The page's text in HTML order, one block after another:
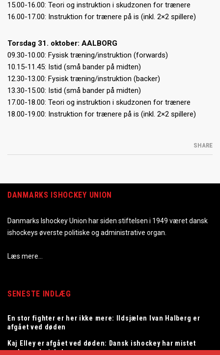
15.00-16.00: Teori og instruktion i skudzonen for trænere
16.00-17.00: Instruktion for trænere på is (inkl. 2×2 spillere)
Torsdag 31. oktober: AALBORG
09.30-10.00: Fysisk træning/instruktion (forwards)
10.15-11.45: Istid (små bander på midten)
12.30-13.00: Fysisk træning/instruktion (backer)
13.30-15.00: Istid (små bander på midten)
17.00-18.00: Teori og instruktion i skudzonen for trænere
18.00-19.00: Instruktion for trænere på is (inkl. 2×2 spillere)
SHARE
DANMARKS ISHOCKEY UNION
Danmarks Ishockey Union har siden stiftelsen i 1949 været dansk
ishockeys øverste politiske og administrative organ.
Læs mere…
SENESTE INDLÆG
En stor fighter er her ikke mere: Ildsjælen Ivan Halberg er
afgået ved døden
Kaj Elley er afgået ved døden: Dansk ishockey har mistet
en legendarisk dommer